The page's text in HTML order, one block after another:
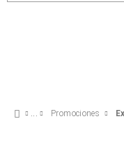
Promociones